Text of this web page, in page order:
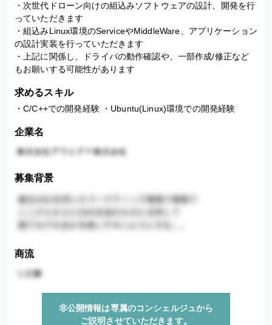
・次世代ドローン向けの組込みソフトウェアの設計、開発を行
っていただきます
・組込みLinux環境のServiceやMiddleWare、アプリケーション
の設計実装を行っていただきます
・上記に関係し、ドライバの動作確認や、一部作成/修正など
もお願いする可能性があります
求めるスキル
・C/C++での開発経験 ・Ubuntu(Linux)環境での開発経験
企業名
募集背景
商流
非公開情報は専属のコンシェルジュから
ご説明させていただきます。